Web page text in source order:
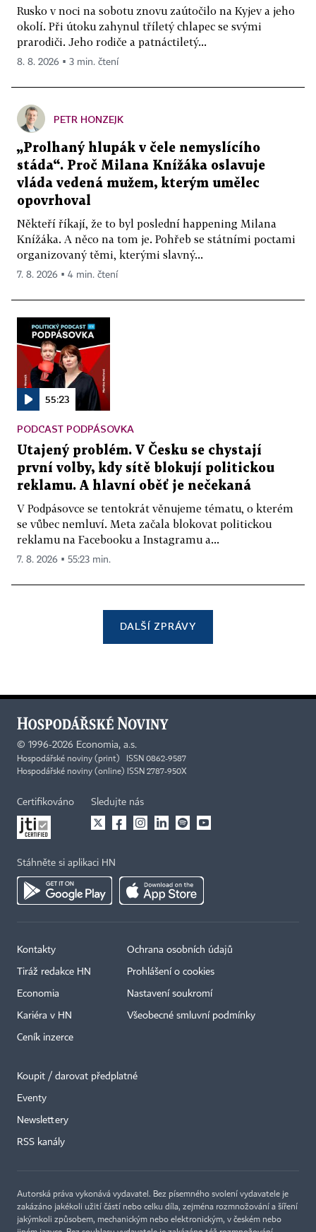
Rusko v noci na sobotu znovu zaútočilo na Kyjev a jeho
okolí. Při útoku zahynul tříletý chlapec se svými
prarodiči. Jeho rodiče a patnáctiletý...
8. 8. 2026 ▪ 3 min. čtení
PETR HONZEJK
„Prolhaný hlupák v čele nemyslícího
stáda“. Proč Milana Knížáka oslavuje
vláda vedená mužem, kterým umělec
opovrhoval
Někteří říkají, že to byl poslední happening Milana
Knížáka. A něco na tom je. Pohřeb se státními poctami
organizovaný těmi, kterými slavný...
7. 8. 2026 ▪ 4 min. čtení
55:23
PODCAST PODPÁSOVKA
Utajený problém. V Česku se chystají
první volby, kdy sítě blokují politickou
reklamu. A hlavní oběť je nečekaná
V Podpásovce se tentokrát věnujeme tématu, o kterém
se vůbec nemluví. Meta začala blokovat politickou
reklamu na Facebooku a Instagramu a...
7. 8. 2026 ▪ 55:23 min.
DALŠÍ ZPRÁVY
© 1996-2026 Economia, a.s.
Hospodářské noviny (print) ISSN 0862-9587
Hospodářské noviny (online) ISSN 2787-950X
Certifikováno Sledujte nás
Stáhněte si aplikaci HN
Kontakty
Tiráž redakce HN
Economia
Kariéra v HN
Ceník inzerce
Ochrana osobních údajů
Prohlášení o cookies
Nastavení soukromí
Všeobecné smluvní podmínky
Koupit / darovat předplatné
Eventy
Newslettery
RSS kanály
Autorská práva vykonává vydavatel. Bez písemného svolení vydavatele je
zakázáno jakékoli užití částí nebo celku díla, zejména rozmnožování a šíření
jakýmkoli způsobem, mechanickým nebo elektronickým, v českém nebo